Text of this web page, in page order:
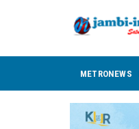
METRONEWS